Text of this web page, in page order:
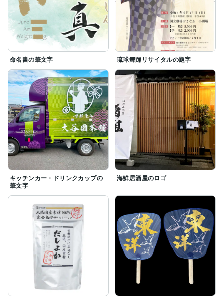
命名書の筆文字 琉球舞踊リサイタルの題字
キッチンカー・ドリンクカップの
筆文字
海鮮居酒屋のロゴ